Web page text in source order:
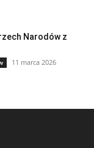
Narodów z
11 marca 2026